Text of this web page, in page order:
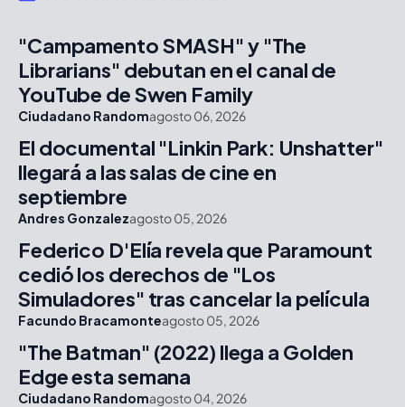
"Campamento SMASH" y "The
Librarians" debutan en el canal de
YouTube de Swen Family
Ciudadano Randomagosto 06, 2026
El documental "Linkin Park: Unshatter"
llegará a las salas de cine en
septiembre
Andres Gonzalezagosto 05, 2026
Federico D'Elía revela que Paramount
cedió los derechos de "Los
Simuladores" tras cancelar la película
Facundo Bracamonteagosto 05, 2026
"The Batman" (2022) llega a Golden
Edge esta semana
Ciudadano Randomagosto 04, 2026